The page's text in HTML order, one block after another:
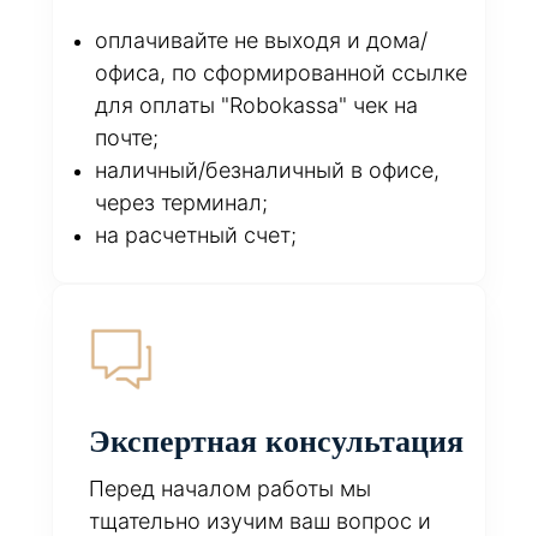
оплачивайте не выходя и дома/
офиса, по сформированной ссылке
для оплаты "Robokassa" чек на
почте;
наличный/безналичный в офисе,
через терминал;
на расчетный счет;
Экспертная консультация
Перед началом работы мы
тщательно изучим ваш вопрос и